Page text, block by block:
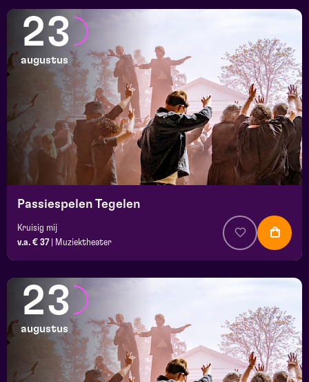
23
augustus
Passiespelen Tegelen
Kruisig mij
v.a. € 37
Muziektheater
23
augustus